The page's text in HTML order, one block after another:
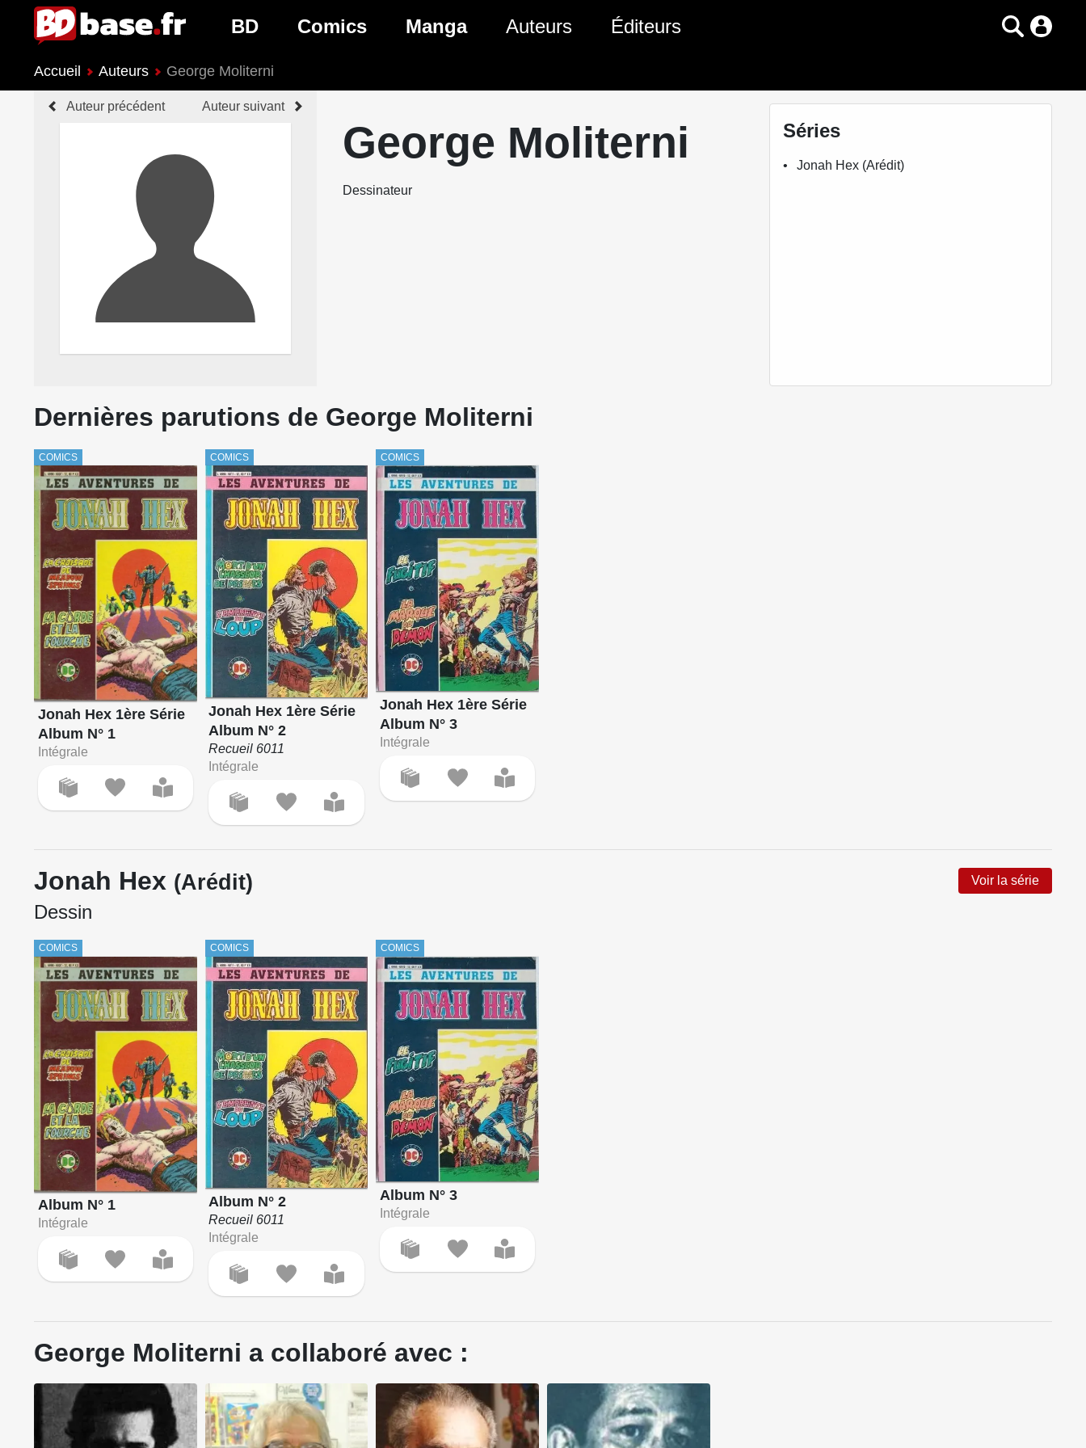
BD
Nouveautés BD
Prochaines sorties BD
Comics
Genres Comics
Manga
Genres Manga
Auteurs Éditeurs
Accueil Auteurs George Moliterni
Auteur précédent Auteur suivant
George Moliterni
Dessinateur
Séries
Jonah Hex (Arédit)
Dernières parutions de George Moliterni
COMICS
Jonah Hex 1ère Série
Album N° 1
Intégrale
COMICS
Jonah Hex 1ère Série
Album N° 2
Recueil 6011
Intégrale
COMICS
Jonah Hex 1ère Série
Album N° 3
Intégrale
Jonah Hex (Arédit) Voir la série
Dessin
COMICS
Album N° 1
Intégrale
COMICS
Album N° 2
Recueil 6011
Intégrale
COMICS
Album N° 3
Intégrale
George Moliterni a collaboré avec :